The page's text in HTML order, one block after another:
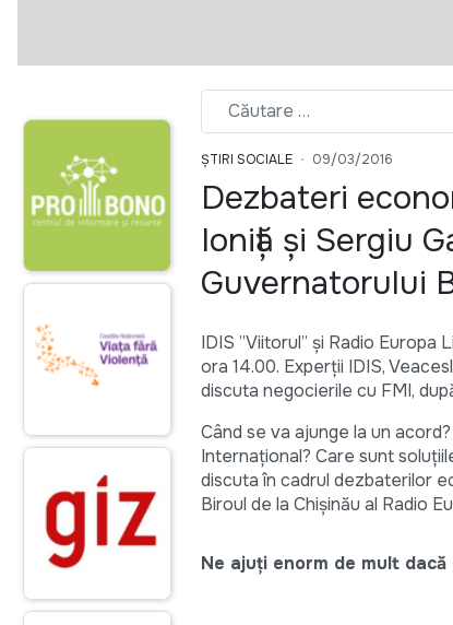
ȘTIRI SOCIALE 09/03/2016
Dezbateri
Ioniță și Sergiu
Guvernatorului
IDIS ”Viitorul” și Radio
ora 14.00. Experții IDIS,
discuta negocierile cu FMI,
Când se va ajunge la un
Internațional? Care sunt
discuta în cadrul dezbaterilor
Biroul de la Chișinău al Radio
Ne ajuți enorm de mult